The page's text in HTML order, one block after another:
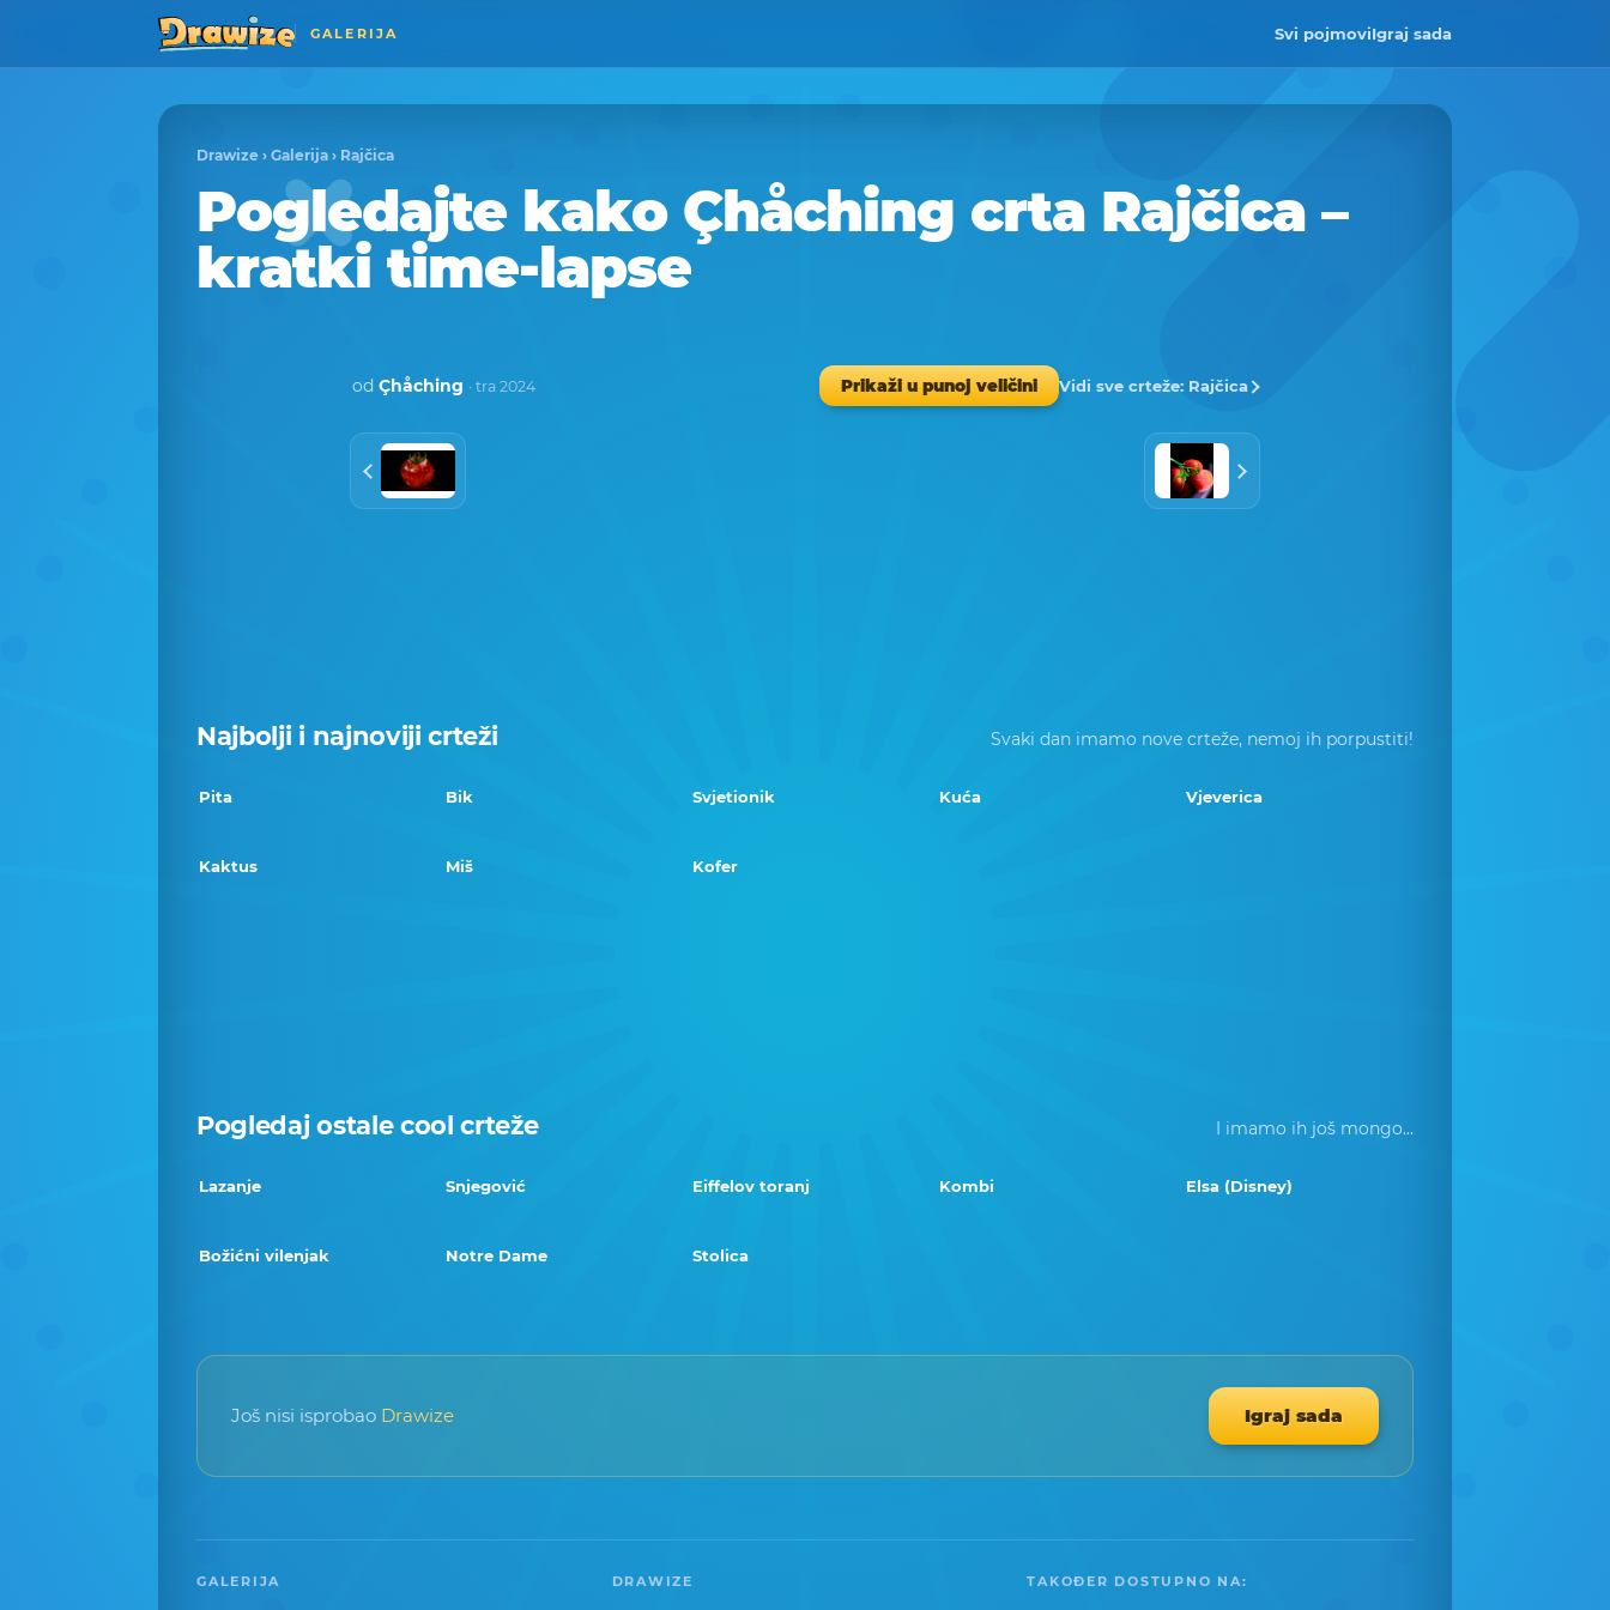
GALERIJA Svi pojmoviIgraj sada
Drawize › Galerija › Rajčica
Pogledajte kako Çhåching crta Rajčica –
kratki time-lapse
od Çhåching · tra 2024 Prikaži u punoj veličini Vidi sve crteže: Rajčica
Najbolji i najnoviji crteži Svaki dan imamo nove crteže, nemoj ih porpustiti!
Pita Bik Svjetionik Kuća Vjeverica
Kaktus Miš Kofer
Pogledaj ostale cool crteže I imamo ih još mongo...
Lazanje Snjegović Eiffelov toranj Kombi Elsa (Disney)
Božićni vilenjak Notre Dame Stolica
Još nisi isprobao Drawize Igraj sada
GALERIJA DRAWIZE TAKOĐER DOSTUPNO NA: